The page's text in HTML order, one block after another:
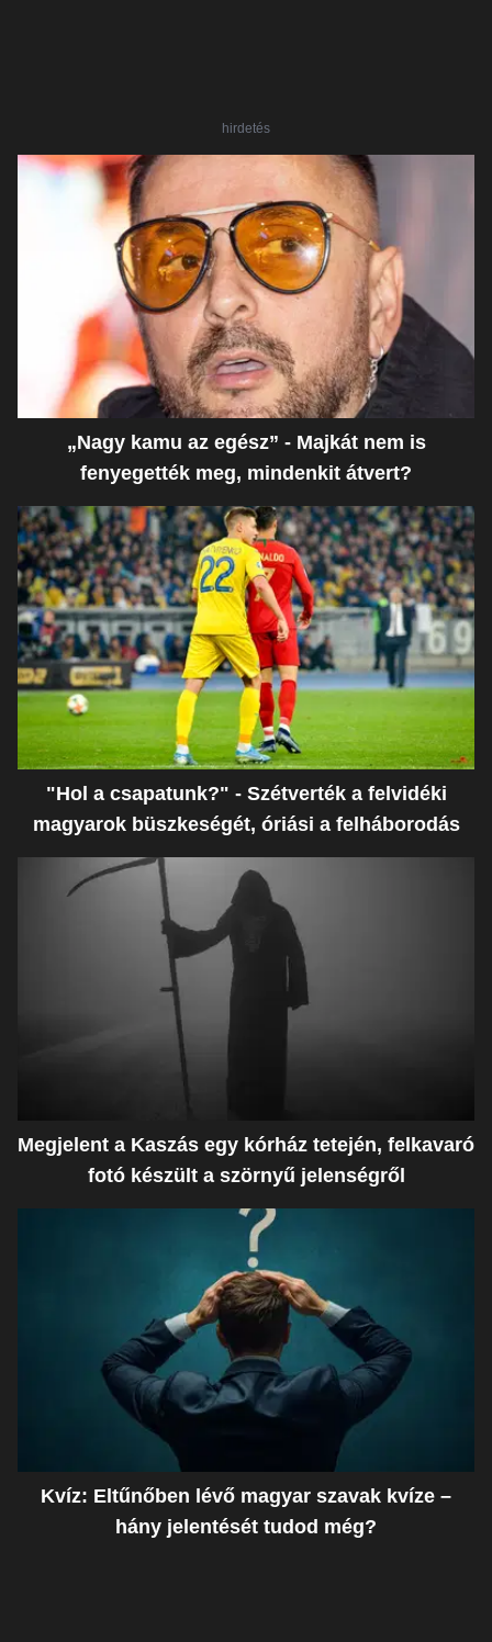
hirdetés
„Nagy kamu az egész” - Majkát nem is
fenyegették meg, mindenkit átvert?
"Hol a csapatunk?" - Szétverték a felvidéki
magyarok büszkeségét, óriási a felháborodás
Megjelent a Kaszás egy kórház tetején, felkavaró
fotó készült a szörnyű jelenségről
Kvíz: Eltűnőben lévő magyar szavak kvíze –
hány jelentését tudod még?